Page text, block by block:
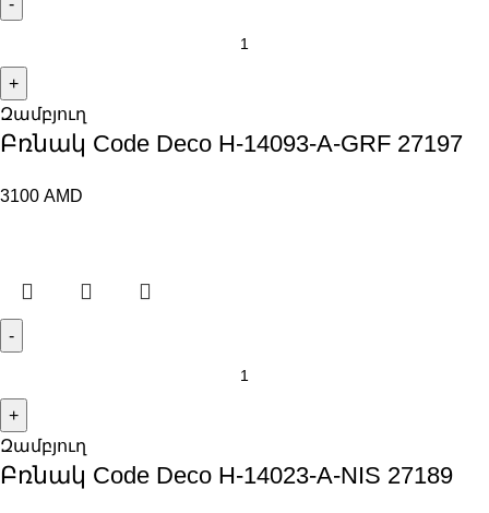
Զամբյուղ
Բռնակ Code Deco H-14093-A-GRF 27197
3100 AMD
Զամբյուղ
Բռնակ Code Deco H-14023-A-NIS 27189